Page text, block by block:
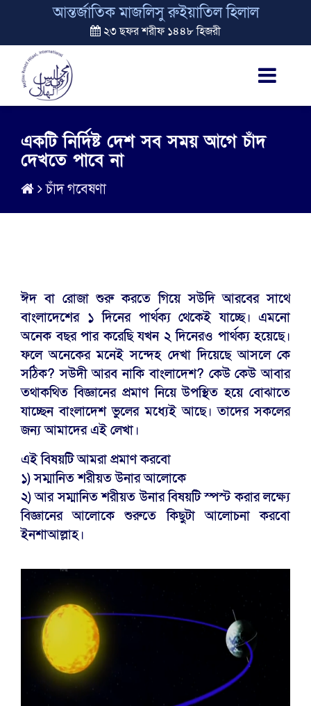
আন্তর্জাতিক মাজলিসু রুইয়াতিল হিলাল
২৩ ছফর শরীফ ১৪৪৮ হিজরী
একটি নির্দিষ্ট দেশ সব সময় আগে চাঁদ
দেখতে পাবে না
চাঁদ গবেষণা
ঈদ বা রোজা শুরু করতে গিয়ে সউদি আরবের সাথে
বাংলাদেশের ১ দিনের পার্থক্য থেকেই যাচ্ছে। এমনো
অনেক বছর পার করেছি যখন ২ দিনেরও পার্থক্য হয়েছে।
ফলে অনেকের মনেই সন্দেহ দেখা দিয়েছে আসলে কে
সঠিক? সউদী আরব নাকি বাংলাদেশ? কেউ কেউ আবার
তথাকথিত বিজ্ঞানের প্রমাণ নিয়ে উপস্থিত হয়ে বোঝাতে
যাচ্ছেন বাংলাদেশ ভুলের মধ্যেই আছে। তাদের সকলের
জন্য আমাদের এই লেখা।
এই বিষয়টি আমরা প্রমাণ করবো
১) সম্মানিত শরীয়ত উনার আলোকে
২) আর সম্মানিত শরীয়ত উনার বিষয়টি স্পস্ট করার লক্ষ্যে
বিজ্ঞানের আলোকে শুরুতে কিছুটা আলোচনা করবো
ইনশাআল্লাহ।